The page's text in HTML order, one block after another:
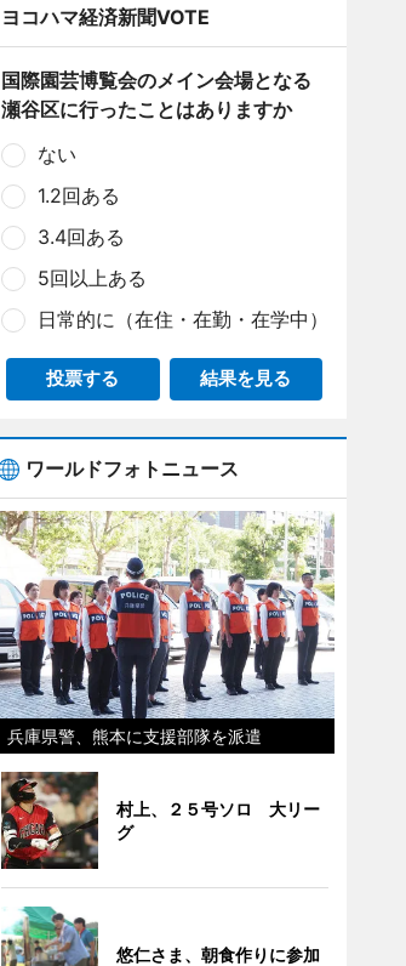
ヨコハマ経済新聞VOTE
国際園芸博覧会のメイン会場となる
瀬谷区に行ったことはありますか
ない
1.2回ある
3.4回ある
5回以上ある
日常的に（在住・在勤・在学中）
投票する 結果を見る
ワールドフォトニュース
兵庫県警、熊本に支援部隊を派遣
村上、２５号ソロ 大リー
グ
悠仁さま、朝食作りに参加